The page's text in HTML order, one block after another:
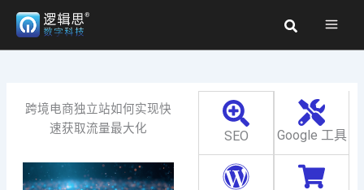
内
搜
跨境电商独立站如何实现快
速获取流量最大化
SEO Google 工具